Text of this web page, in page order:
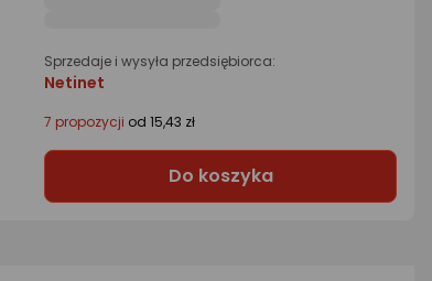
Sprzedaje i wysyła przedsiębiorca:
Netinet
7 propozycji od 15,43 zł
Do koszyka